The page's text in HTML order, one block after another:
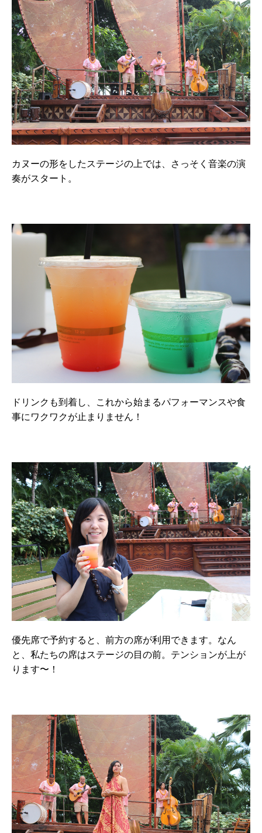
カヌーの形をしたステージの上では、さっそく音楽の演
奏がスタート。
ドリンクも到着し、これから始まるパフォーマンスや食
事にワクワクが止まりません！
優先席で予約すると、前方の席が利用できます。なん
と、私たちの席はステージの目の前。テンションが上が
ります〜！